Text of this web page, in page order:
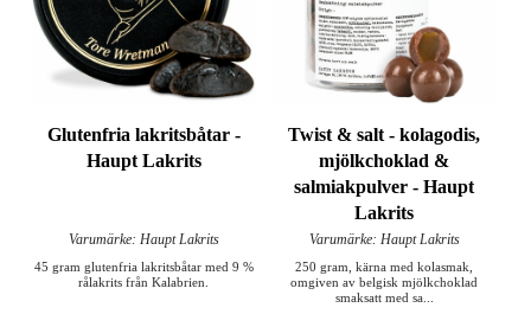
Glutenfria lakritsbåtar -
Haupt Lakrits
Varumärke: Haupt Lakrits
45 gram glutenfria lakritsbåtar med 9 %
rålakrits från Kalabrien.
Twist & salt - kolagodis,
mjölkchoklad &
salmiakpulver - Haupt
Lakrits
Varumärke: Haupt Lakrits
250 gram, kärna med kolasmak,
omgiven av belgisk mjölkchoklad
smaksatt med sa...